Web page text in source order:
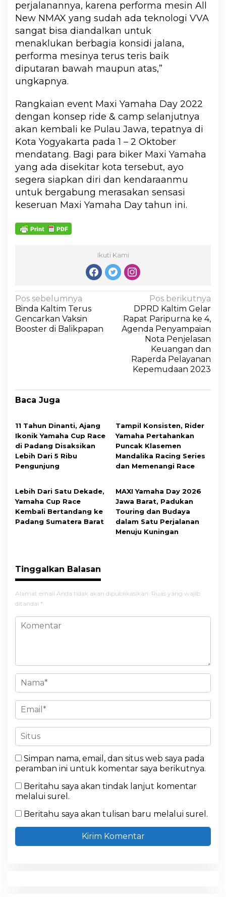
perjalanannya, karena performa mesin All
New NMAX yang sudah ada teknologi VVA
sangat bisa diandalkan untuk
menaklukan berbagia konsidi jalana,
performa mesinya terus teris baik
diputaran bawah maupun atas,”
ungkapnya.
Rangkaian event Maxi Yamaha Day 2022
dengan konsep ride & camp selanjutnya
akan kembali ke Pulau Jawa, tepatnya di
Kota Yogyakarta pada 1 – 2 Oktober
mendatang. Bagi para biker Maxi Yamaha
yang ada disekitar kota tersebut, ayo
segera siapkan diri dan kendaraanmu
untuk bergabung merasakan sensasi
keseruan Maxi Yamaha Day tahun ini.
Ikuti Kami
Pos sebelumnya
Binda Kaltim Terus
Gencarkan Vaksin
Booster di Balikpapan
Pos berikutnya
DPRD Kaltim Gelar
Rapat Paripurna ke 4,
Agenda Penyampaian
Nota Penjelasan
Keuangan dan
Raperda Pelayanan
Kepemudaan 2023
Baca Juga
11 Tahun Dinanti, Ajang
Ikonik Yamaha Cup Race
di Padang Disaksikan
Lebih Dari 5 Ribu
Pengunjung
Tampil Konsisten, Rider
Yamaha Pertahankan
Puncak Klasemen
Mandalika Racing Series
dan Memenangi Race
Lebih Dari Satu Dekade,
Yamaha Cup Race
Kembali Bertandang ke
Padang Sumatera Barat
MAXI Yamaha Day 2026
Jawa Barat, Padukan
Touring dan Budaya
dalam Satu Perjalanan
Menuju Kuningan
Tinggalkan Balasan
Alamat email Anda tidak akan dipublikasikan. Ruas yang wajib
ditandai *
Simpan nama, email, dan situs web saya pada
peramban ini untuk komentar saya berikutnya.
Beritahu saya akan tindak lanjut komentar
melalui surel.
Beritahu saya akan tulisan baru melalui surel.